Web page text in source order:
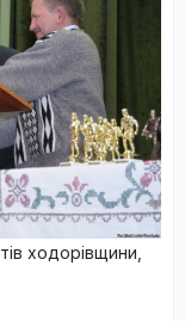
ходорівщини,